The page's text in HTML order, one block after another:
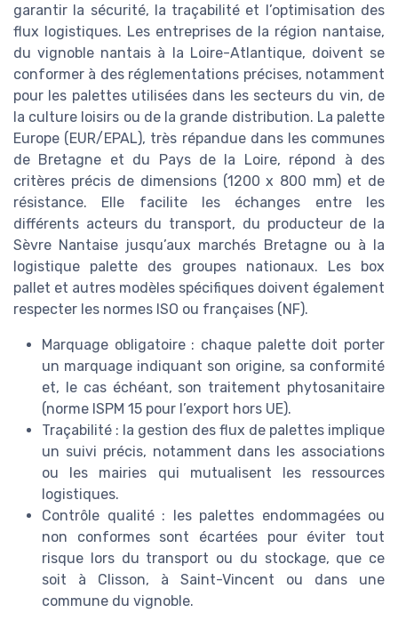
garantir la sécurité, la traçabilité et l’optimisation des
flux logistiques. Les entreprises de la région nantaise,
du vignoble nantais à la Loire-Atlantique, doivent se
conformer à des réglementations précises, notamment
pour les palettes utilisées dans les secteurs du vin, de
la culture loisirs ou de la grande distribution. La palette
Europe (EUR/EPAL), très répandue dans les communes
de Bretagne et du Pays de la Loire, répond à des
critères précis de dimensions (1200 x 800 mm) et de
résistance. Elle facilite les échanges entre les
différents acteurs du transport, du producteur de la
Sèvre Nantaise jusqu’aux marchés Bretagne ou à la
logistique palette des groupes nationaux. Les box
pallet et autres modèles spécifiques doivent également
respecter les normes ISO ou françaises (NF).
Marquage obligatoire : chaque palette doit porter
un marquage indiquant son origine, sa conformité
et, le cas échéant, son traitement phytosanitaire
(norme ISPM 15 pour l’export hors UE).
Traçabilité : la gestion des flux de palettes implique
un suivi précis, notamment dans les associations
ou les mairies qui mutualisent les ressources
logistiques.
Contrôle qualité : les palettes endommagées ou
non conformes sont écartées pour éviter tout
risque lors du transport ou du stockage, que ce
soit à Clisson, à Saint-Vincent ou dans une
commune du vignoble.